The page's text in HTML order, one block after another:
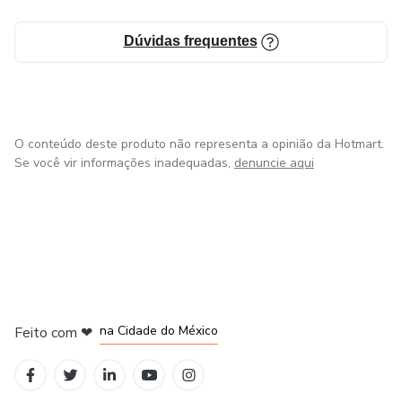
Dúvidas frequentes
O conteúdo deste produto não representa a opinião da Hotmart.
Se você vir informações inadequadas, denuncie aqui
Feito com ❤ na Cidade do México